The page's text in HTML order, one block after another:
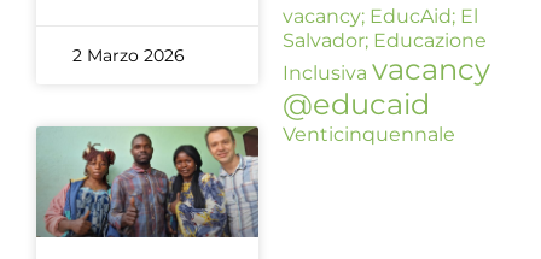
2 Marzo 2026
vacancy; EducAid; El
Salvador; Educazione
Inclusiva vacancy
@educaid
Venticinquennale